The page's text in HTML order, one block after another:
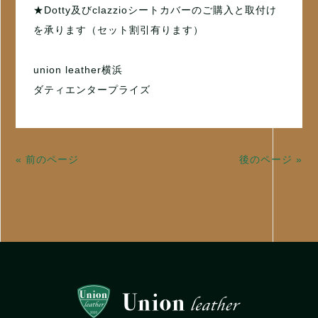
★Dotty及びclazzioシートカバーのご購入と取付け
を承ります（セット割引有ります）
union leather横浜
ダティエンタープライズ
« 前のページ 後のページ »